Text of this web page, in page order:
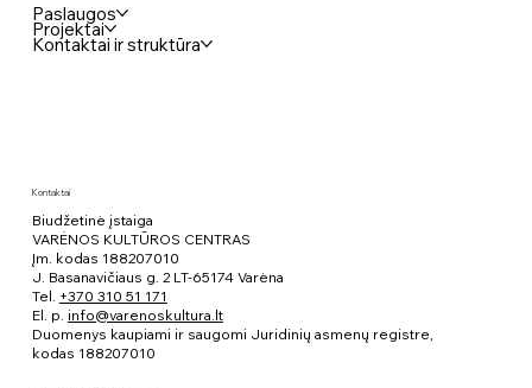
Paslaugos
Projektai
Kontaktai ir struktūra
Kontaktai
Biudžetinė įstaiga
VARĖNOS KULTŪROS CENTRAS
Įm. kodas 188207010
J. Basanavičiaus g. 2 LT-65174 Varėna
Tel. +370 310 51 171
El. p. info@varenoskultura.lt
Duomenys kaupiami ir saugomi Juridinių asmenų registre,
kodas 188207010